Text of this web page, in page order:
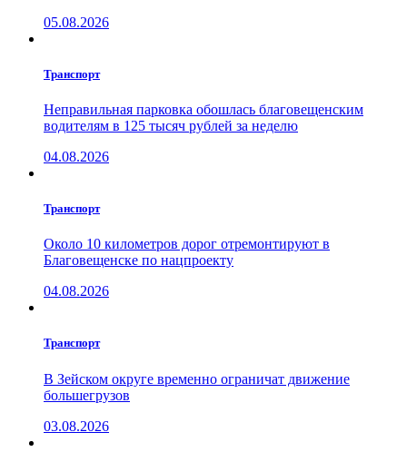
05.08.2026
Транспорт
Неправильная парковка обошлась благовещенским
водителям в 125 тысяч рублей за неделю
04.08.2026
Транспорт
Около 10 километров дорог отремонтируют в
Благовещенске по нацпроекту
04.08.2026
Транспорт
В Зейском округе временно ограничат движение
большегрузов
03.08.2026